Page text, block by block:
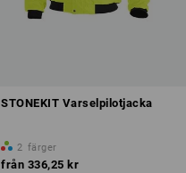
STONEKIT Varselpilotjacka
2 färger
från 336,25 kr